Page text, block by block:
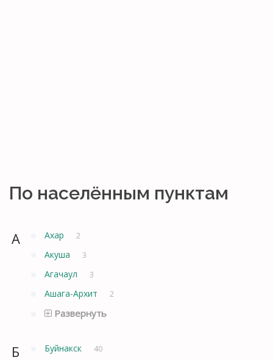
По населённым пунктам
А Ахар 2
Акуша 3
Агачаул 3
Ашага-Архит 2
Развернуть
Б Буйнакск 40